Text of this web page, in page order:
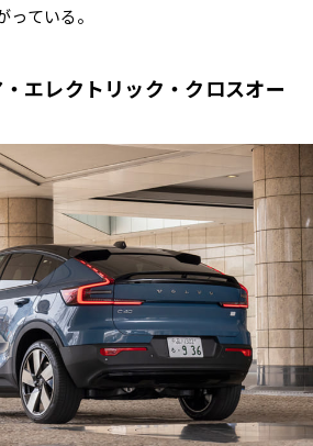
ている。
エレクトリック・クロスオー